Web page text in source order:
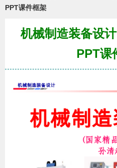
PPT课件框架
机械制造装备设
PPT课